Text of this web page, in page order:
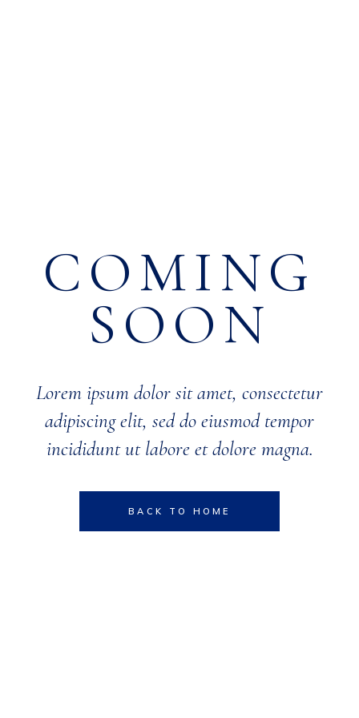
COMING
SOON
Lorem ipsum dolor sit amet, consectetur
adipiscing elit, sed do eiusmod tempor
incididunt ut labore et dolore magna.
BACK TO HOME